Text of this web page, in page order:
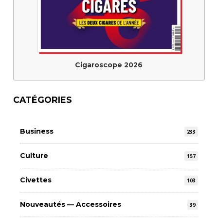
Cigaroscope 2026
CATÉGORIES
Business 233
Culture 157
Civettes 103
Nouveautés — Accessoires 39